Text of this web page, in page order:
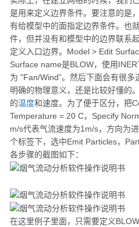
是用来定义边界条件。要注意的是
有给模型中的面指定边界条件。也
件，但并没有和模型中的边界联系起
定义入口边界。Model > Edit
Surface name是BLOW，使用
为 "Fan/Wind”。然后下面会有很多
明确的物理意义，还是比较好懂的
的温度和速度。为了便于区分，把
Temperature = 20 C，Specify
m/s代表气流速度为1m/s，方向为
个标签下，选中Emit Particles，
各步骤的截图如下：
在这里例子里面，只需要定义